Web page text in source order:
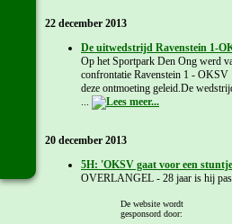
22 december 2013
De uitwedstrijd Ravenstein 1-
Op het Sportpark Den Ong werd
confrontatie Ravenstein 1 -
deze ontmoeting geleid.De
20 december 2013
5H: 'OKSV gaat voor een
OVERLANGEL - 28 jaar is hij
combineert met het
ambitieus als trainer ...
De website wordt
gesponsord door: